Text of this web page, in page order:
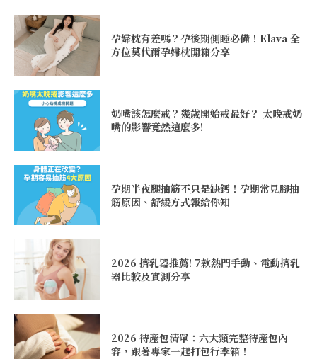
孕婦枕有差嗎？孕後期側睡必備！Elava 全
方位莫代爾孕婦枕開箱分享
奶嘴該怎麼戒？幾歲開始戒最好？ 太晚戒奶
嘴的影響竟然這麼多!
孕期半夜腿抽筋不只是缺鈣！孕期常見腳抽
筋原因、舒緩方式報給你知
2026 擠乳器推薦! 7款熱門手動、電動擠乳
器比較及實測分享
2026 待產包清單：六大類完整待產包內
容，跟著專家一起打包行李箱！